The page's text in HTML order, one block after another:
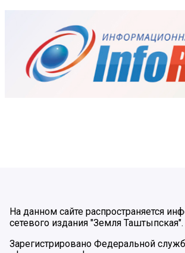
На данном сайте распространяется
сетевого издания "Земля Таштыпская".
Зарегистрировано Федеральной